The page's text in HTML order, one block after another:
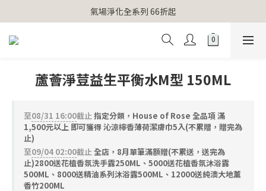
【官網獨家】首次消費 不限金額 即送 香遇熊超人行李吊牌
氣場淨化全系列 66折起
【官網獨家】首次消費 不限金額 即送 香遇熊超人行李吊牌
蘆薈淨荳益生平衡水M型 150ML
至08/31 16:00截止指定分類，House of Rose 全品項 滿
1,500元以上 即可獲得 沁涼檸香薄荷潔膚巾5入(不累贈，贈完為
止)
至09/04 02:00截止全店，8月單筆滿額贈(不累送，送完為
止)2800送花植香氛洗手露250ML、5000送花植香氛沐浴露
500ML、8000送精油系列沐浴露500ML、12000送純澳大地薰
香竹200ML